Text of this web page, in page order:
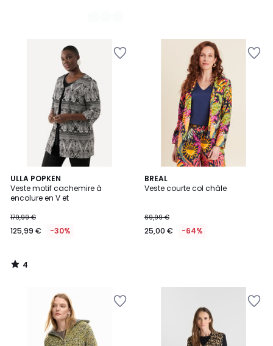
ULLA POPKEN
Veste motif cachemire à
encolure en V et
179,99 €
125,99 € -30%
4
/
5
4
/
BREAL
Veste courte col châle
69,99 €
25,00 € -64%